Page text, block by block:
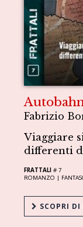
Fabrizio
Viaggiare
differenti
FRATTALI # 7
ROMANZO |
SCOPRI DI